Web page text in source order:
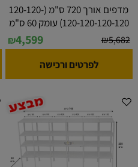
מדפים אורך 720 ס"מ (120-120-
120-120-120-120) עומק 60 ס"מ
₪5,682
₪4,599
לפרטים ורכישה